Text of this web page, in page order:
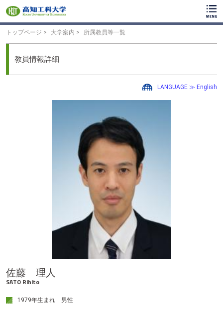
ッ
トップページ 大学案内 所属教員等一覧
教員情報詳細
LANGUAGE ≫ English
佐藤 理人
SATO Rihito
1979年生まれ 男性